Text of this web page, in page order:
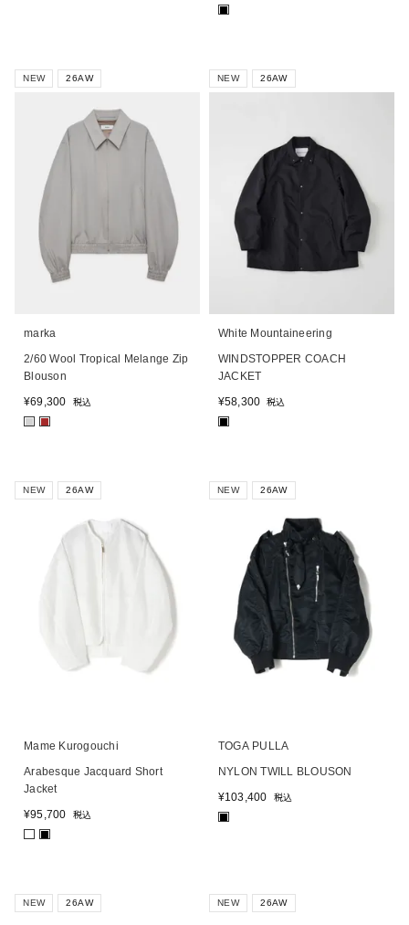
■
NEW 26AW
marka
2/60 Wool Tropical Melange Zip
Blouson
¥69,300 税込
NEW 26AW
White Mountaineering
WINDSTOPPER COACH
JACKET
¥58,300 税込
NEW 26AW
Mame Kurogouchi
Arabesque Jacquard Short
Jacket
¥95,700 税込
■
NEW 26AW
TOGA PULLA
NYLON TWILL BLOUSON
¥103,400 税込
■
NEW 26AW NEW 26AW